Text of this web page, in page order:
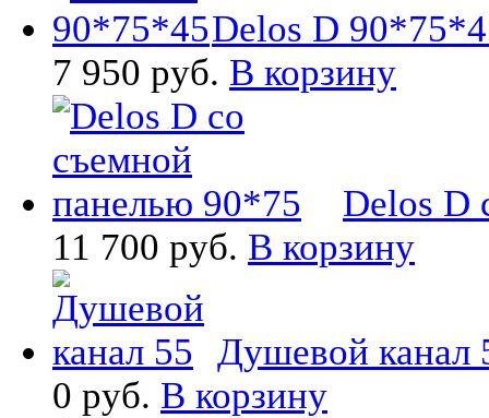
Delos D
7 950 руб. В корзину
Delos D
11 700 руб. В корзину
Душевой канал
0 руб. В корзину